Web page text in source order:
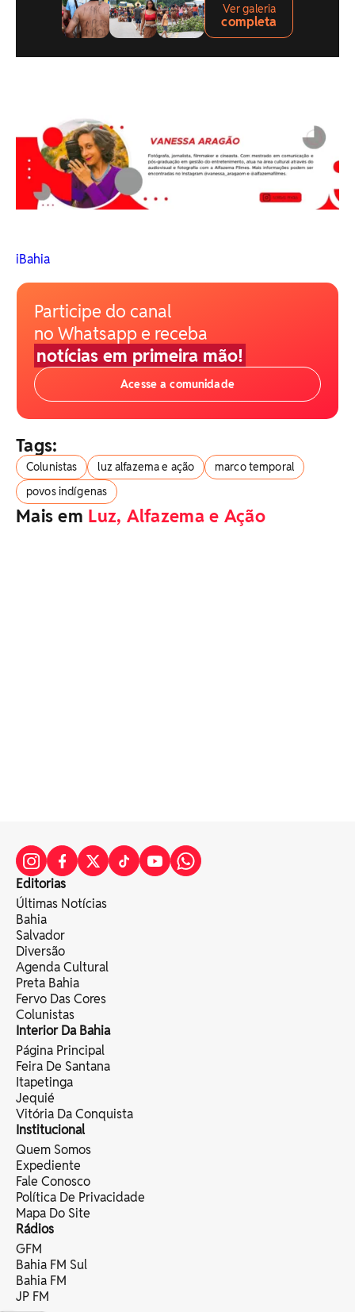
Ver galeria
completa
iBahia
Participe do canal
no Whatsapp e receba
notícias em primeira mão!
Acesse a comunidade
Tags:
Colunistas luz alfazema e ação
marco temporal
povos indígenas
Mais em Luz, Alfazema e Ação
Editorias
Últimas Notícias
Bahia
Salvador
Diversão
Agenda Cultural
Preta Bahia
Fervo Das Cores
Colunistas
Interior Da Bahia
Página Principal
Feira De Santana
Itapetinga
Jequié
Vitória Da Conquista
Institucional
Quem Somos
Expediente
Fale Conosco
Política De Privacidade
Mapa Do Site
Rádios
GFM
Bahia FM Sul
Bahia FM
JP FM